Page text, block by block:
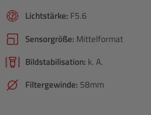
Lichtstärke: F5.6
Sensorgröße: Mittelformat
Bildstabilisation: k. A.
Filtergewinde: 58mm